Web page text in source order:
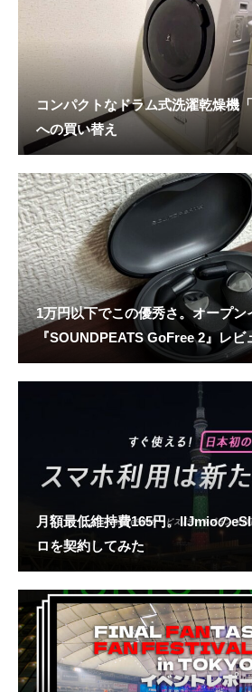
コンパクトなドラム式洗濯乾燥機
への買い替え
1万円以下でこの優秀さ。オープン
『SOUNDPEATS GoFree 2』レビ
月額最低維持費165円。IIJmioの
ロを契約してみた